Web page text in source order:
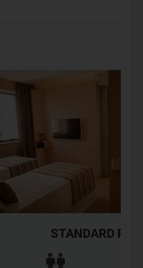
STANDARD